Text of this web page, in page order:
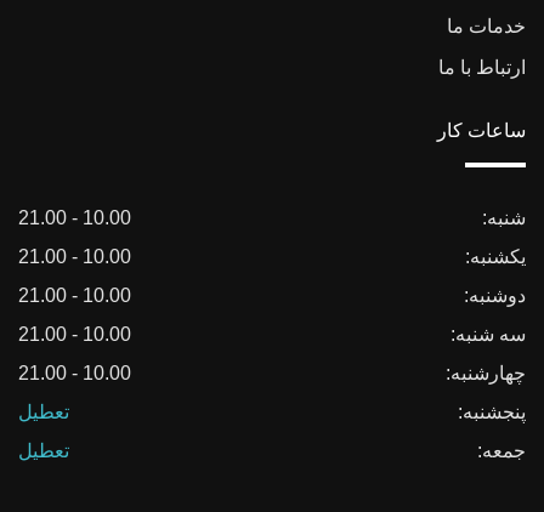
خدمات ما
ارتباط با ما
ساعات کار
شنبه:
10.00 - 21.00
یکشنبه:
10.00 - 21.00
دوشنبه:
10.00 - 21.00
سه شنبه:
10.00 - 21.00
چهارشنبه:
10.00 - 21.00
پنجشنبه:
تعطیل
جمعه:
تعطیل